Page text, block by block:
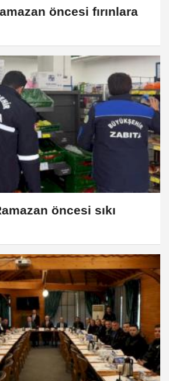
öncesi fırınlara
öncesi sıkı